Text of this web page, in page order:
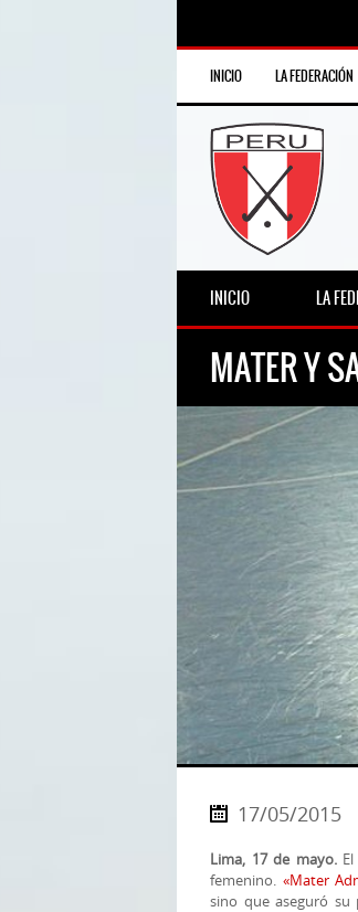
INICIO LA FEDERACIÓN
INICIO LA
MATER Y
17/05/2015
Lima, 17 de mayo.
femenino. «Mater
sino que aseguró su